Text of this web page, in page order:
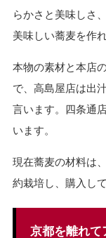
らかさと美味しさ
美味しい蕎麦を作れ
本物の素材と本店
で、高島屋店は出
言います。四条通
います。
現在蕎麦の材料は
約栽培し、購入し
京都を離れて